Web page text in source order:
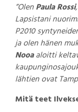
”OlenPaula Rossi
Lapsistani
P2010
ja olen hänen
Nooaaloitti
lähtien ovat
Mitä teet